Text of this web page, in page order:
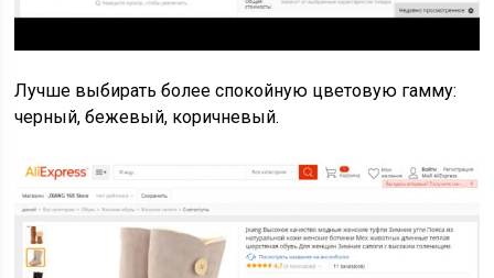
Лучше выбирать более спокойную цветовую гамму:
черный, бежевый, коричневый.